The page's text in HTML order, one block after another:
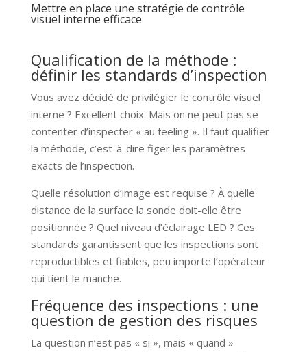
Mettre en place une stratégie de contrôle
visuel interne efficace
Qualification de la méthode :
définir les standards d’inspection
Vous avez décidé de privilégier le contrôle visuel
interne ? Excellent choix. Mais on ne peut pas se
contenter d’inspecter « au feeling ». Il faut qualifier
la méthode, c’est-à-dire figer les paramètres
exacts de l’inspection.
Quelle résolution d’image est requise ? À quelle
distance de la surface la sonde doit-elle être
positionnée ? Quel niveau d’éclairage LED ? Ces
standards garantissent que les inspections sont
reproductibles et fiables, peu importe l’opérateur
qui tient le manche.
Fréquence des inspections : une
question de gestion des risques
La question n’est pas « si », mais « quand »